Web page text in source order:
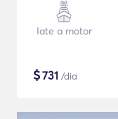
Iate a motor
$731 /dia